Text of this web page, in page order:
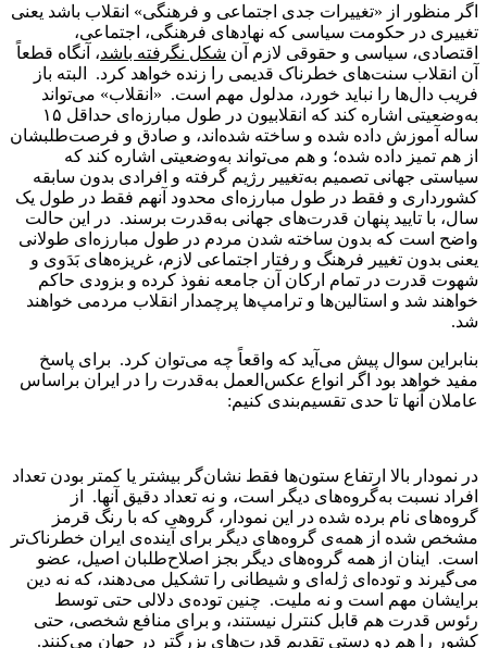
اگر منظور از «تغییرات جدی اجتماعی و فرهنگی» انقلاب باشد یعنی
تغییری در حکومت سیاسی که نهادهای فرهنگی، اجتماعی،
اقتصادی، سیاسی و حقوقی لازم آن شکل نگرفته باشد، آنگاه قطعاً
آن انقلاب سنت‌های خطرناک قدیمی را زنده خواهد کرد. البته باز
فریب دال‌ها را نباید خورد، مدلول مهم است. «انقلاب» می‌تواند
به‌وضعیتی اشاره کند که انقلابیون در طول مبارزه‌ای حداقل ۱۵
ساله آموزش داده شده و ساخته شده‌اند، و صادق و فرصت‌طلبشان
از هم تمیز داده شده؛ و هم می‌تواند به‌وضعیتی اشاره کند که
سیاستی جهانی تصمیم به‌تغییر رژیم گرفته و افرادی بدون سابقه
کشورداری و فقط در طول مبارزه‌ای محدود آنهم فقط در طول یک
سال، با تایید پنهان قدرت‌های جهانی به‌قدرت برسند. در این حالت
واضح است که بدون ساخته شدن مردم در طول مبارزه‌ای طولانی
یعنی بدون تغییر فرهنگ و رفتار اجتماعی لازم، غریزه‌های بَدَوی و
شهوت قدرت در تمام ارکان آن جامعه نفوذ کرده و بزودی حاکم
خواهند شد و استالین‌ها و ترامپ‌ها پرچمدار انقلاب مردمی خواهند
شد.
بنابراین سوال پیش می‌آید که واقعاً چه می‌توان کرد. برای پاسخ
مفید خواهد بود اگر انواع عکس‌العمل به‌قدرت را در ایران براساس
عاملان آنها تا حدی تقسیم‌بندی کنیم:
در نمودار بالا ارتفاع ستون‌ها فقط نشان‌گر بیشتر یا کمتر بودن تعداد
افراد نسبت به‌گروه‌های دیگر است، و نه تعداد دقیق آنها. از
گروه‌های نام برده شده در این نمودار، گروهی که با رنگ قرمز
مشخص شده از همه‌ی گروه‌های دیگر برای آینده‌ی ایران خطرناک‌تر
است. اینان از همه گروه‌های دیگر بجز اصلاح‌طلبان اصیل، عضو
می‌گیرند و توده‌ای ژله‌ای و شیطانی را تشکیل می‌دهند، که نه دین
برایشان مهم است و نه ملیت. چنین توده‌ی دلالی حتی توسط
رئوس قدرت هم قابل کنترل نیستند، و برای منافع شخصی، حتی
کشور را هم دو دستی تقدیم قدرت‌های بزرگتر در جهان می‌کنند.